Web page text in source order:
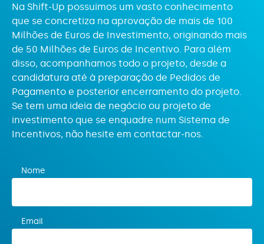
Na Shift-Up possuimos um vasto conhecimento
que se concretiza na aprovação de mais de 100
Milhões de Euros de Investimento, originando mais
de 50 Milhões de Euros de Incentivo. Para além
disso, acompanhamos todo o projeto, desde a
candidatura até à preparação de Pedidos de
Pagamento e posterior encerramento do projeto.
Se tem uma ideia de negócio ou projeto de
investimento que se enquadre num Sistema de
Incentivos, não hesite em contactar-nos.
Nome
Email